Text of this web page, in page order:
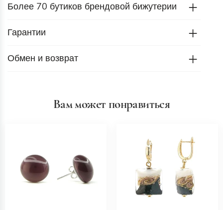
Более 70 бутиков брендовой бижутерии
Гарантии
Обмен и возврат
Вам может понравиться